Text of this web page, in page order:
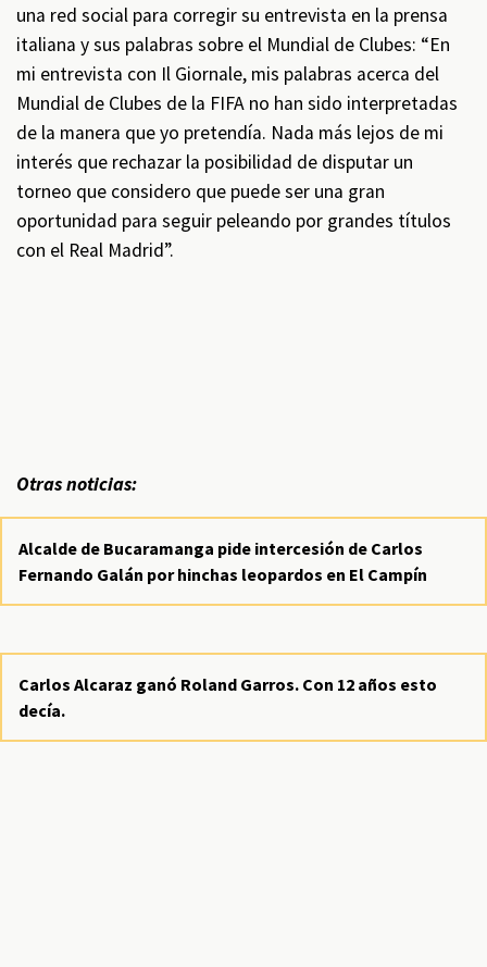
una red social para corregir su entrevista en la prensa
italiana y sus palabras sobre el Mundial de Clubes: “En
mi entrevista con Il Giornale, mis palabras acerca del
Mundial de Clubes de la FIFA no han sido interpretadas
de la manera que yo pretendía. Nada más lejos de mi
interés que rechazar la posibilidad de disputar un
torneo que considero que puede ser una gran
oportunidad para seguir peleando por grandes títulos
con el Real Madrid”.
Otras noticias:
Alcalde de Bucaramanga pide intercesión de Carlos
Fernando Galán por hinchas leopardos en El Campín
Carlos Alcaraz ganó Roland Garros. Con 12 años esto
decía.